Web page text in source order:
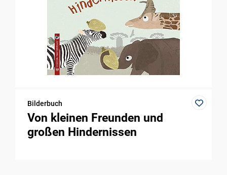
Bilderbuch
Von kleinen Freunden und
großen Hindernissen